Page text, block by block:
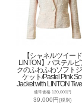
【シャネルツイード
LINTON】パステルピ
クのふわふわソフト
ケット/Pastel Pink
Jacket with LINTON
通常価格 120,000円
39,000円(税別)